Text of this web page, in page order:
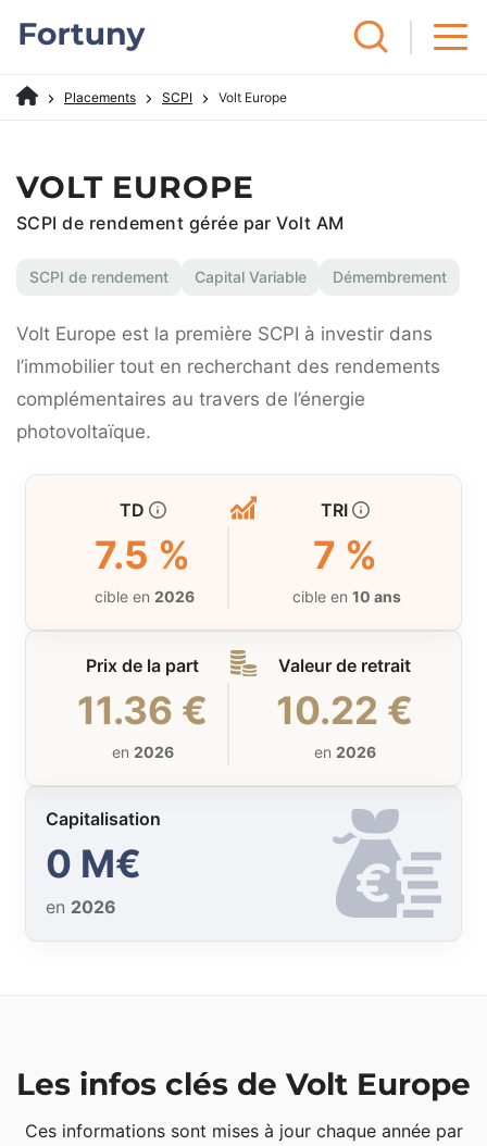
Placements SCPI Volt Europe
VOLT EUROPE
SCPI de rendement gérée par Volt AM
SCPI de rendement Capital Variable Démembrement
Volt Europe est la première SCPI à investir dans
l’immobilier tout en recherchant des rendements
complémentaires au travers de l’énergie
photovoltaïque.
TD
7.5 %
cible en 2026
TRI
7 %
cible en 10 ans
Prix de la part
11.36 €
en 2026
Valeur de retrait
10.22 €
en 2026
Capitalisation
0 M€
en 2026
Les infos clés de Volt Europe
Ces informations sont mises à jour chaque année par